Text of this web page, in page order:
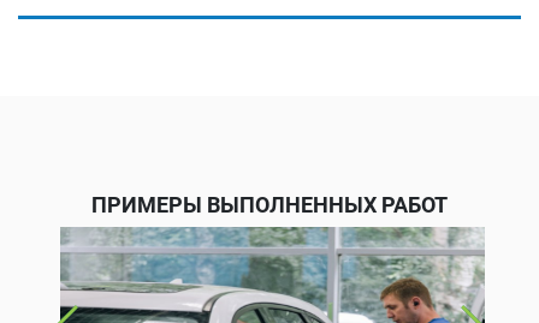
ПРИМЕРЫ ВЫПОЛНЕННЫХ РАБОТ